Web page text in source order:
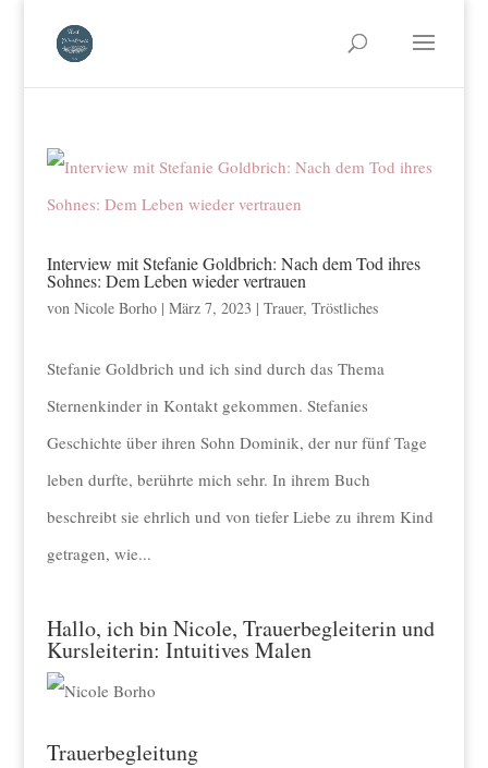
Interview mit Stefanie Goldbrich: Nach dem Tod ihres
Sohnes: Dem Leben wieder vertrauen
von Nicole Borho| März 7, 2023 | Trauer, Tröstliches
Stefanie Goldbrich und ich sind durch das Thema
Sternenkinder in Kontakt gekommen. Stefanies
Geschichte über ihren Sohn Dominik, der nur fünf Tage
leben durfte, berührte mich sehr. In ihrem Buch
beschreibt sie ehrlich und von tiefer Liebe zu ihrem Kind
getragen, wie...
Hallo, ich bin Nicole, Trauerbegleiterin und
Kursleiterin: Intuitives Malen
Trauerbegleitung